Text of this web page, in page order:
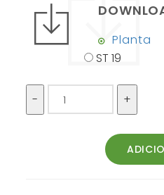
Planta
ST 19